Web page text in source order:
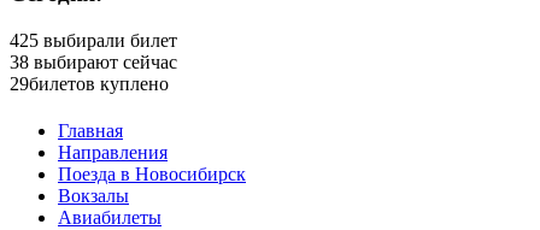
425 выбирали билет
38 выбирают сейчас
29билетов куплено
Главная
Направления
Поезда в Новосибирск
Вокзалы
Авиабилеты